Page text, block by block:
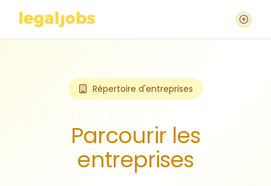
Répertoire d'entreprises
Parcourir les
entreprises